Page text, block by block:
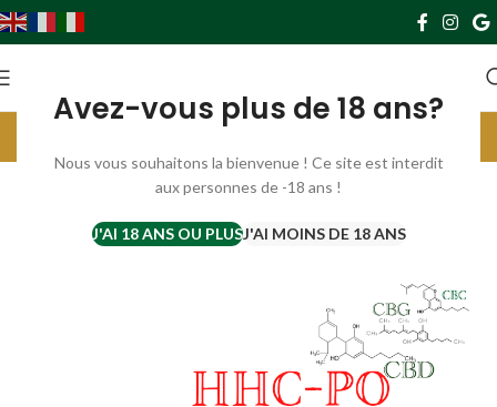
Avez-vous plus de 18 ans?
Nous vous souhaitons la bienvenue ! Ce site est interdit
aux personnes de -18 ans !
J'AI 18 ANS OU PLUSJ'AI MOINS DE 18 ANS
Livraison gratuite France à partir de 69€. Europe à partir de 119€
SUR C
OMMA